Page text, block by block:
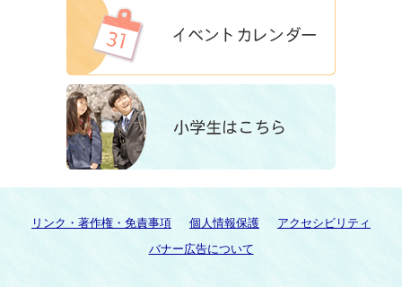
リンク・著作権・免責事項 個人情報保護
アクセシビリティ
バナー広告について